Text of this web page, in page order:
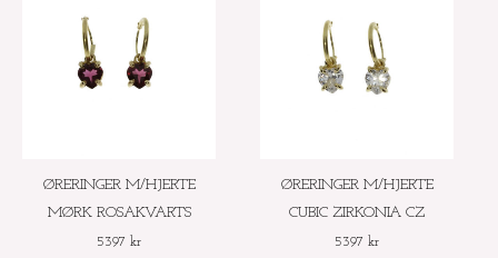
ØRERINGER M/HJERTE
MØRK ROSAKVARTS
5397 kr
ØRERINGER M/HJERTE
CUBIC ZIRKONIA CZ
5397 kr